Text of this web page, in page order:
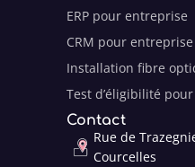
ERP pour entreprise
CRM pour entreprise
Installation fibre
Test d’éligibilité
Contact
Rue de
Courcelles